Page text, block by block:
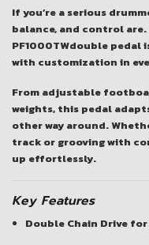
If you’re a serious
balance, and control are.
PF1000TWdouble pedal
with customization in
From adjustable
weights, this pedal
other way around.
track or grooving with
up effortlessly.
Key Features
Double Chain Drive for